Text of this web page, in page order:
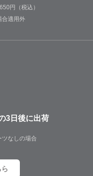
円（税込）
適用外
3日後に出荷
なしの場合